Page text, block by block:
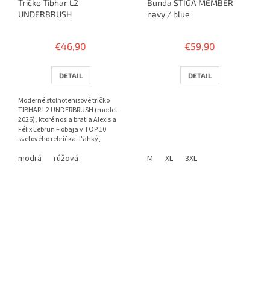
Tričko Tibhar L2
UNDERBRUSH
€46,90
DETAIL
Moderné stolnotenisové tričko
TIBHAR L2 UNDERBRUSH (model
2026), ktoré nosia bratia Alexis a
Félix Lebrun – obaja v TOP 10
svetového rebríčka. Ľahký,
modrá rúžová
Bunda STIGA MEMBER
navy / blue
€59,90
DETAIL
M XL 3XL